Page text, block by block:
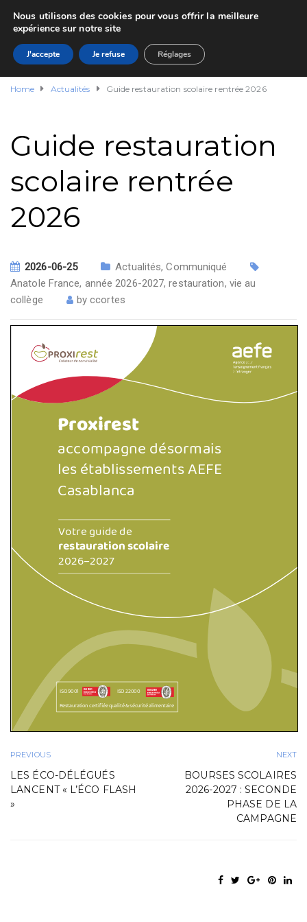
Home Actualités Guide restauration scolaire rentrée 2026
Guide restauration
scolaire rentrée
2026
2026-06-25 Actualités,Communiqué
Anatole France, année 2026-2027,restauration, vie au
collège
byccortes
PREVIOUS
LES ÉCO-DÉLÉGUÉS
LANCENT « L’ÉCO FLASH
»
NEXT
BOURSES SCOLAIRES
2026-2027 : SECONDE
PHASE DE LA
CAMPAGNE
Nous utilisons des cookies pour vous offrir la meilleure
expérience sur notre site
J'accepte Je refuse Réglages